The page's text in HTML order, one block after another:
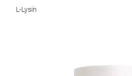
L-Lysin